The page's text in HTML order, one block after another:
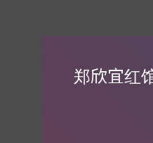
郑欣宜红